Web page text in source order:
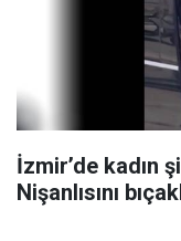
İzmir’de kadın
Nişanlısını